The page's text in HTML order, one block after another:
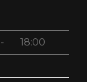
- 18:00